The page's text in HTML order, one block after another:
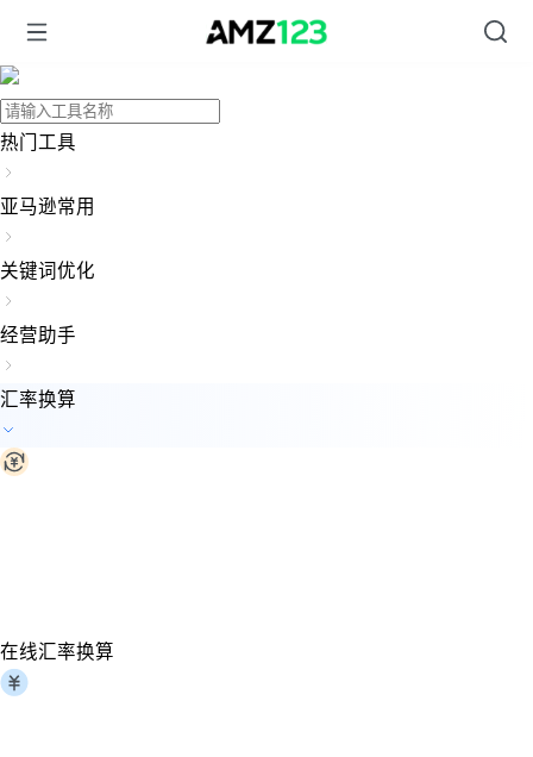
热门工具
亚马逊常用
关键词优化
经营助手
汇率换算
在线汇率换算